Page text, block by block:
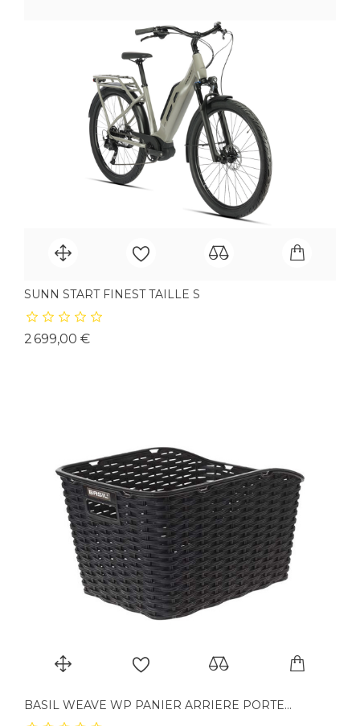
SUNN START FINEST TAILLE S
2 699,00 €Prix
BASIL WEAVE WP PANIER ARRIERE PORTE...